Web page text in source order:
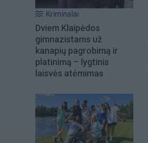
Kriminalai
Dviem Klaipėdos
gimnazistams už
kanapių pagrobimą ir
platinimą – lygtinis
laisvės atėmimas